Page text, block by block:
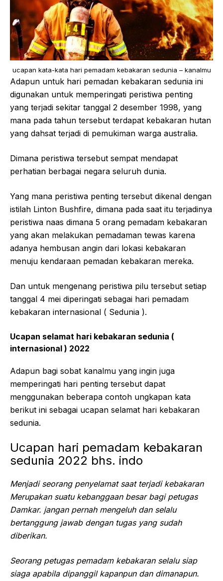
ucapan kata-kata hari pemadam kebakaran sedunia – kanalmu
Adapun untuk hari pemadan kebakaran sedunia ini
digunakan untuk memperingati peristiwa penting
yang terjadi sekitar tanggal 2 desember 1998, yang
mana pada tahun tersebut terdapat kebakaran hutan
yang dahsat terjadi di pemukiman warga australia.
Dimana peristiwa tersebut sempat mendapat
perhatian berbagai negara seluruh dunia.
Yang mana peristiwa penting tersebut dikenal dengan
istilah Linton Bushfire, dimana pada saat itu terjadinya
peristiwa naas dimana 5 orang pemadam kebakaran
yang akan melakukan pemadaman tewas karena
adanya hembusan angin dari lokasi kebakaran
menuju kendaraan pemadan kebakaran mereka.
Dan untuk mengenang peristiwa pilu tersebut setiap
tanggal 4 mei diperingati sebagai hari pemadam
kebakaran internasional ( Sedunia ).
Ucapan selamat hari kebakaran sedunia (
internasional ) 2022
Adapun bagi sobat kanalmu yang ingin juga
memperingati hari penting tersebut dapat
menggunakan beberapa contoh ungkapan kata
berikut ini sebagai ucapan selamat hari kebakaran
sedunia.
Ucapan hari pemadam kebakaran
sedunia 2022 bhs. indo
Menjadi seorang penyelamat saat terjadi kebakaran
Merupakan suatu kebanggaan besar bagi petugas
Damkar. jangan pernah mengeluh dan selalu
bertanggung jawab dengan tugas yang sudah
diberikan.
Seorang petugas pemadam kebakaran selalu siap
siaga apabila dipanggil kapanpun dan dimanapun.